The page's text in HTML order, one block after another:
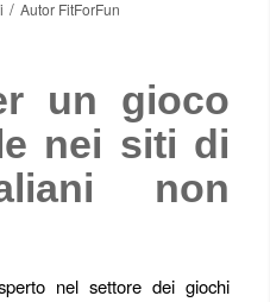
/ Autor FitForFun
un gioco
nei siti di
non
nel settore dei giochi